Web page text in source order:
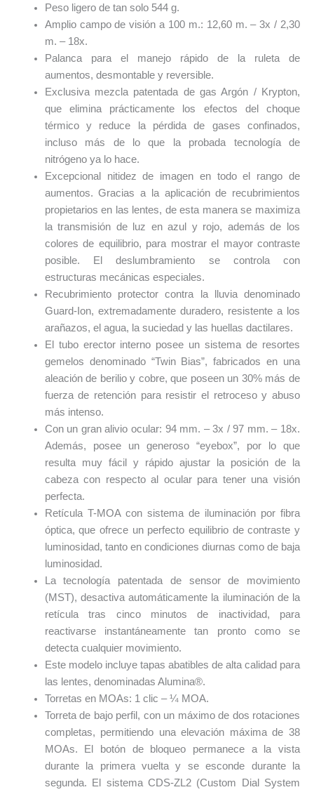
Peso ligero de tan solo 544 g.
Amplio campo de visión a 100 m.: 12,60 m. – 3x / 2,30
m. – 18x.
Palanca para el manejo rápido de la ruleta de
aumentos, desmontable y reversible.
Exclusiva mezcla patentada de gas Argón / Krypton,
que elimina prácticamente los efectos del choque
térmico y reduce la pérdida de gases confinados,
incluso más de lo que la probada tecnología de
nitrógeno ya lo hace.
Excepcional nitidez de imagen en todo el rango de
aumentos. Gracias a la aplicación de recubrimientos
propietarios en las lentes, de esta manera se maximiza
la transmisión de luz en azul y rojo, además de los
colores de equilibrio, para mostrar el mayor contraste
posible. El deslumbramiento se controla con
estructuras mecánicas especiales.
Recubrimiento protector contra la lluvia denominado
Guard-Ion, extremadamente duradero, resistente a los
arañazos, el agua, la suciedad y las huellas dactilares.
El tubo erector interno posee un sistema de resortes
gemelos denominado “Twin Bias”, fabricados en una
aleación de berilio y cobre, que poseen un 30% más de
fuerza de retención para resistir el retroceso y abuso
más intenso.
Con un gran alivio ocular: 94 mm. – 3x / 97 mm. – 18x.
Además, posee un generoso “eyebox”, por lo que
resulta muy fácil y rápido ajustar la posición de la
cabeza con respecto al ocular para tener una visión
perfecta.
Retícula T-MOA con sistema de iluminación por fibra
óptica, que ofrece un perfecto equilibrio de contraste y
luminosidad, tanto en condiciones diurnas como de baja
luminosidad.
La tecnología patentada de sensor de movimiento
(MST), desactiva automáticamente la iluminación de la
retícula tras cinco minutos de inactividad, para
reactivarse instantáneamente tan pronto como se
detecta cualquier movimiento.
Este modelo incluye tapas abatibles de alta calidad para
las lentes, denominadas Alumina®.
Torretas en MOAs: 1 clic – ¼ MOA.
Torreta de bajo perfil, con un máximo de dos rotaciones
completas, permitiendo una elevación máxima de 38
MOAs. El botón de bloqueo permanece a la vista
durante la primera vuelta y se esconde durante la
segunda. El sistema CDS-ZL2 (Custom Dial System